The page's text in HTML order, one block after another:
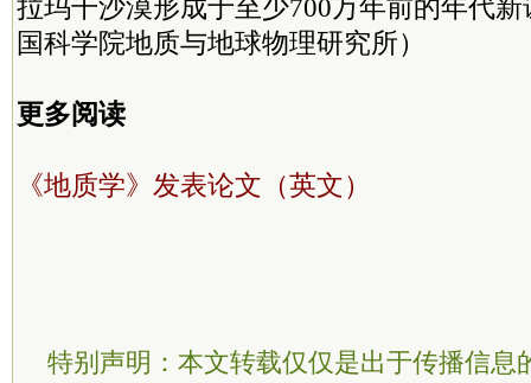
拉玛干沙漠形成于至少700万年前的年代
国科学院地质与地球物理研究所）
更多阅读
《地质学》发表论文（英文）
特别声明：本文转载仅仅是出于传播信息